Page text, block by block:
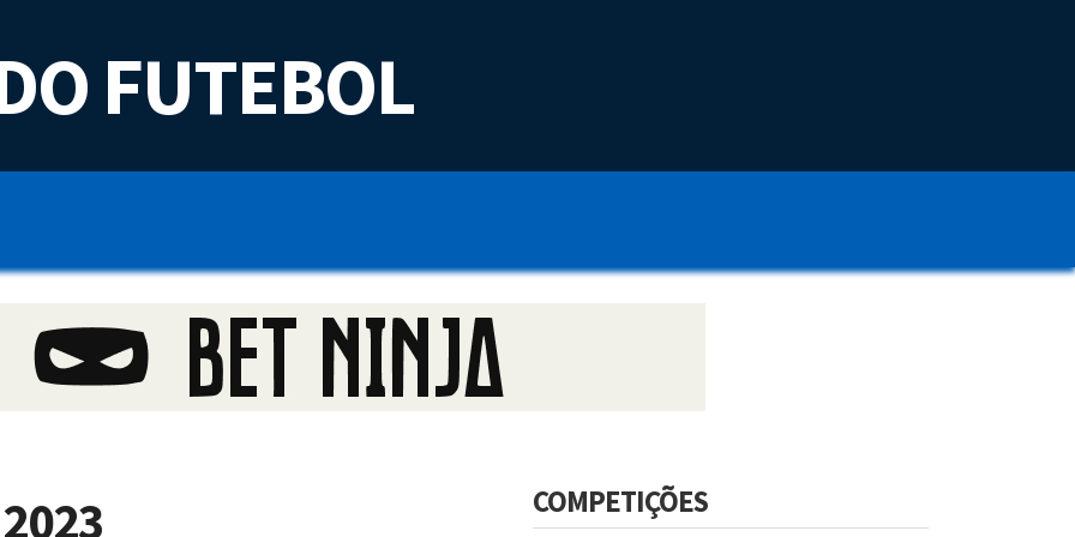
FUTEBOL
COMPETIÇÕES